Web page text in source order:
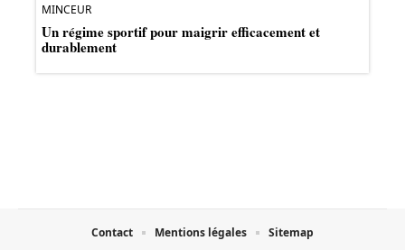
MINCEUR
Un régime sportif pour maigrir efficacement et
durablement
Contact Mentions légales Sitemap